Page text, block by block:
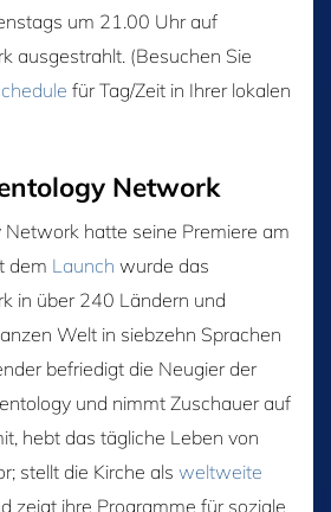
um 21.00 Uhr auf
ausgestrahlt. (Besuchen Sie
für Tag/Zeit in Ihrer lokalen
Network
Network hatte seine Premiere am
dem Launch wurde das
in über 240 Ländern und
Welt in siebzehn Sprachen
befriedigt die Neugier der
und nimmt Zuschauer auf
hebt das tägliche Leben von
stellt die Kirche als weltweite
zeigt ihre Programme für soziale